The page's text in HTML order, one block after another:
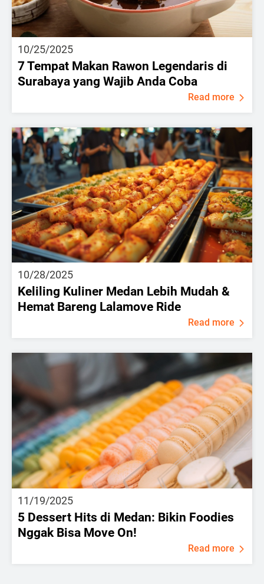
10/25/2025
7 Tempat Makan Rawon Legendaris di
Surabaya yang Wajib Anda Coba
Read more
10/28/2025
Keliling Kuliner Medan Lebih Mudah &
Hemat Bareng Lalamove Ride
Read more
11/19/2025
5 Dessert Hits di Medan: Bikin Foodies
Nggak Bisa Move On!
Read more